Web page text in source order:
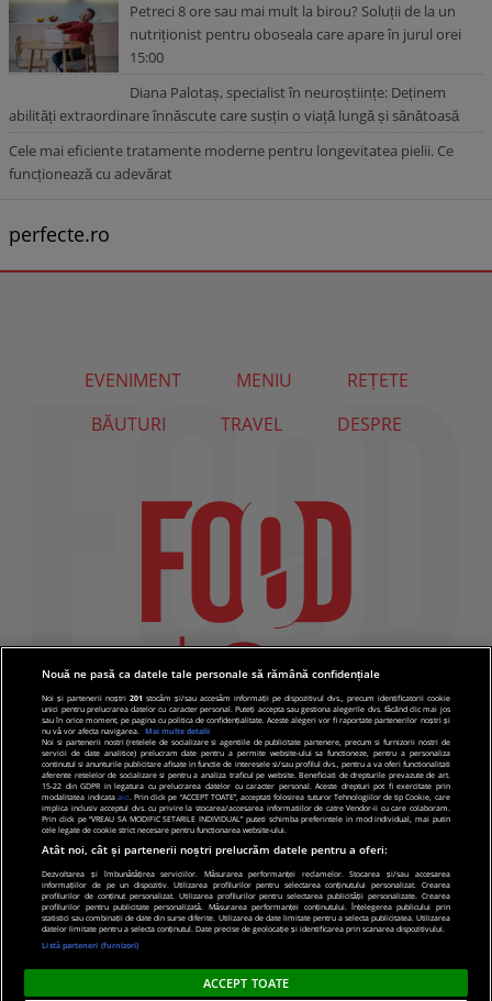
Petreci 8 ore sau mai mult la birou? Soluții de la un
nutriționist pentru oboseala care apare în jurul orei
15:00
Diana Palotaș, specialist în neuroștiințe: Deținem
abilități extraordinare înnăscute care susțin o viață lungă și sănătoasă
Cele mai eficiente tratamente moderne pentru longevitatea pielii. Ce
funcționează cu adevărat
perfecte.ro
EVENIMENT MENIU
REȚETE
BĂUTURI
TRAVEL DESPRE
© 2019 PRO TV S.R.L |Politica de Cookie|Politica
de confidentialitate
Nouă ne pasă ca datele tale personale să rămână confidențiale
Noi și partenerii noștri201 stocăm și/sau accesăm informații pe dispozitivul dvs., precum identificatorii cookie
unici pentru prelucrarea datelor cu caracter personal. Puteți accepta sau gestiona alegerile dvs. făcând clic mai jos
sau în orice moment, pe pagina cu politica de confidențialitate. Aceste alegeri vor fi raportate partenerilor noștri și
nu vă vor afecta navigarea.
Mai multe detalii
Noi si partenerii nostri (retelele de socializare si agentiile de publicitate partenere, precum si furnizorii nostri de
servicii de date analitice) prelucram date pentru a permite website-ului sa functioneze, pentru a personaliza
continutul si anunturile publicitare afisate in functie de interesele si/sau profilul dvs., pentru a va oferi functionalitati
aferente retelelor de socializare si pentru a analiza traficul pe website. Beneficiati de drepturile prevazute de art.
15-22 din GDPR in legatura cu prelucrarea datelor cu caracter personal. Aceste drepturi pot fi exercitate prin
modalitatea indicata aici. Prin click pe “ACCEPT TOATE”, acceptati folosirea tuturor Tehnologiilor de tip Cookie, care
implica inclusiv acceptul dvs. cu privire la stocarea/accesarea informatiilor de catre Vendor-ii cu care colaboram.
Prin click pe “VREAU SA MODIFIC SETARILE INDIVIDUAL” puteti schimba preferintele in mod individual, mai putin
cele legate de cookie strict necesare pentru functionarea website-ului.
Atât noi, cât și partenerii noștri prelucrăm datele pentru a oferi:
Dezvoltarea și îmbunătățirea serviciilor. Măsurarea performanței reclamelor. Stocarea și/sau accesarea
informațiilor de pe un dispozitiv. Utilizarea profilurilor pentru selectarea conținutului personalizat. Crearea
profilurilor de conținut personalizat. Utilizarea profilurilor pentru selectarea publicității personalizate. Crearea
profilurilor pentru publicitate personalizată. Măsurarea performanței conținutului. Înțelegerea publicului prin
statistici sau combinații de date din surse diferite. Utilizarea de date limitate pentru a selecta publicitatea. Utilizarea
datelor limitate pentru a selecta conținutul. Date precise de geolocație și identificarea prin scanarea dispozitivului.
Listă parteneri (furnizori)
ACCEPT TOATE